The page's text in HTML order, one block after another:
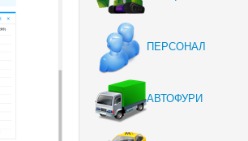
ПЕРСОНАЛ
АВТОФУРИ